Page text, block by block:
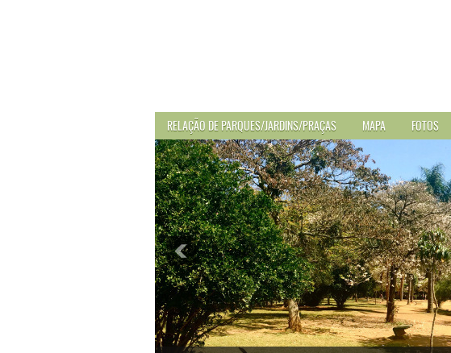
RELAÇÃO DE PARQUES/JARDINS/PRAÇAS MAPA FOTOS